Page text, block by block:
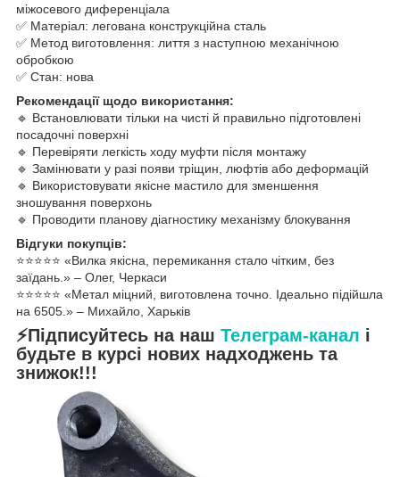
міжосевого диференціала
✅ Матеріал: легована конструкційна сталь
✅ Метод виготовлення: лиття з наступною механічною
обробкою
✅ Стан: нова
Рекомендації щодо використання:
🔹 Встановлювати тільки на чисті й правильно підготовлені
посадочні поверхні
🔹 Перевіряти легкість ходу муфти після монтажу
🔹 Замінювати у разі появи тріщин, люфтів або деформацій
🔹 Використовувати якісне мастило для зменшення
зношування поверхонь
🔹 Проводити планову діагностику механізму блокування
Відгуки покупців:
⭐️⭐️⭐️⭐️⭐️ «Вилка якісна, перемикання стало чітким, без
заїдань.» – Олег, Черкаси
⭐️⭐️⭐️⭐️⭐️ «Метал міцний, виготовлена точно. Ідеально підійшла
на 6505.» – Михайло, Харьків
⚡Підписуйтесь на наш Телеграм-канал і
будьте в курсі нових надходжень та
знижок!!!